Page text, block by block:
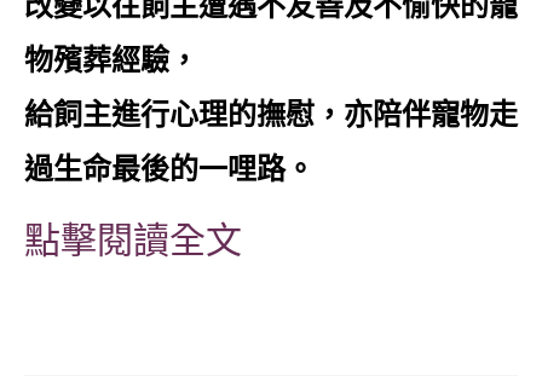
物殯葬經驗，
給飼主進行心理的撫慰，亦陪伴寵物走
過生命最後的一哩路。
點擊閱讀全文